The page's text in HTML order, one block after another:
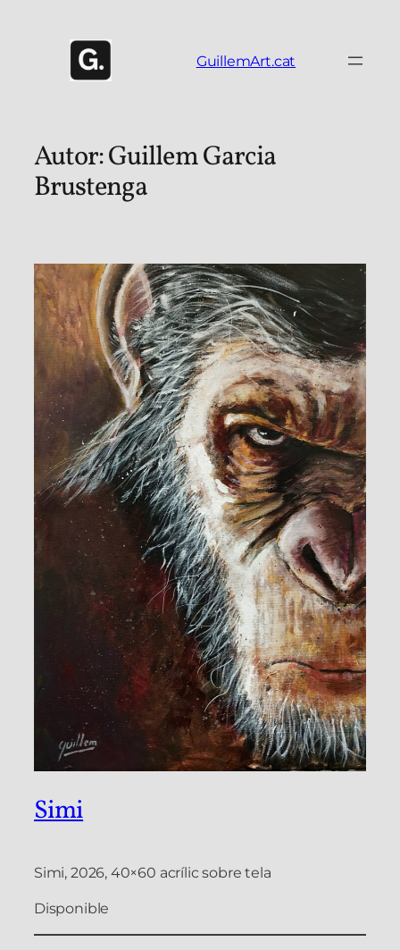
GuillemArt.cat
Autor:Guillem Garcia
Brustenga
Simi
Simi, 2026, 40×60 acrílic sobre tela
Disponible